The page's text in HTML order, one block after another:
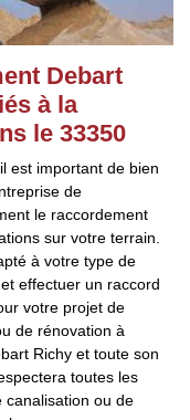
Debart
à la
le 33350
est important de bien
de
le raccordement
sur votre terrain.
à votre type de
effectuer un raccord
votre projet de
de rénovation à
Richy et toute son
toutes les
canalisation ou de